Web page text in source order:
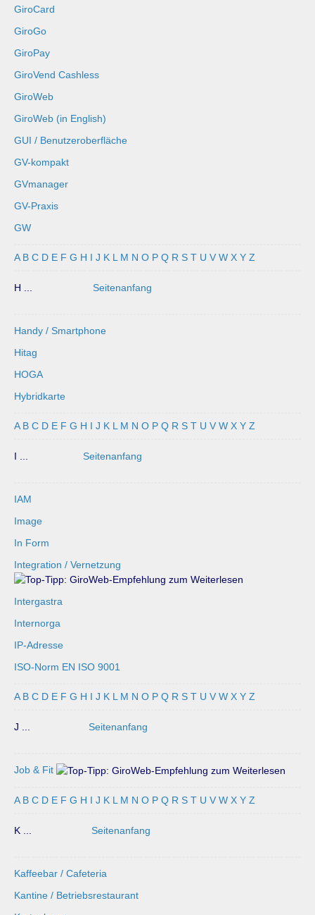
GiroCard
GiroGo
GiroPay
GiroVend Cashless
GiroWeb
GiroWeb (in English)
GUI / Benutzeroberfläche
GV-kompakt
GVmanager
GV-Praxis
GW
A B C D E F G H I J K L M N O P Q R S T U V W X Y Z
H ... Seitenanfang
Handy / Smartphone
Hitag
HOGA
Hybridkarte
A B C D E F G H I J K L M N O P Q R S T U V W X Y Z
I ... Seitenanfang
IAM
Image
In Form
Integration / Vernetzung
Intergastra
Internorga
IP-Adresse
ISO-Norm EN ISO 9001
A B C D E F G H I J K L M N O P Q R S T U V W X Y Z
J ... Seitenanfang
Job & Fit
A B C D E F G H I J K L M N O P Q R S T U V W X Y Z
K ... Seitenanfang
Kaffeebar / Cafeteria
Kantine / Betriebsrestaurant